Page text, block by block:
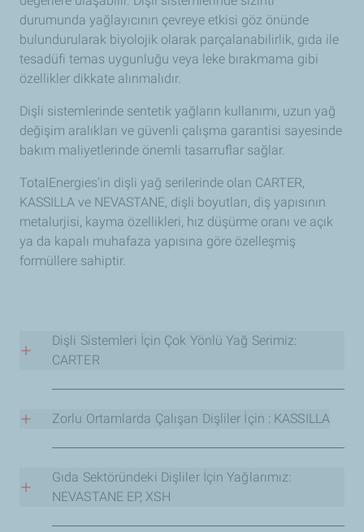
durumunda yağlayıcının çevreye etkisi göz önünde
bulundurularak biyolojik olarak parçalanabilirlik, gıda ile
tesadüfi temas uygunluğu veya leke bırakmama gibi
özellikler dikkate alınmalıdır.
Dişli sistemlerinde sentetik yağların kullanımı, uzun yağ
değişim aralıkları ve güvenli çalışma garantisi sayesinde
bakım maliyetlerinde önemli tasarruflar sağlar.
TotalEnergies’in dişli yağ serilerinde olan CARTER,
KASSILLA ve NEVASTANE, dişli boyutları, diş yapısının
metalurjisi, kayma özellikleri, hız düşürme oranı ve açık
ya da kapalı muhafaza yapısına göre özelleşmiş
formüllere sahiptir.
Dişli Sistemleri İçin Çok Yönlü Yağ Serimiz:
CARTER
TotalEnergies CARTER serisi, yüksek performanslı
aşınma önleyici, aşırı basınca dayanıklı ve yüzey
koruyucu (antiscuffing) özellikleriyle, başlıca OEM’ler
tarafından onaylanmış çok çeşitli dişli kutusu yağlama
çözümleri sunar.
CARTER serisinin formülasyonu, mineral bazlıdan tam
sentetik baz yağlara kadar uzanan ürünlerle, dişli kutusu
Zorlu Ortamlarda Çalışan Dişliler İçin : KASSILLA
TotalEnergies KASSILLA serisi, sarsıntı ve titreşimlerin
ekipmana zarar verebileceği dişli kutularının yağlanması
için uygundur. Arızaları ve bunların sonucunda
Gıda Sektöründeki Dişliler İçin Yağlarımız:
NEVASTANE EP, XSH